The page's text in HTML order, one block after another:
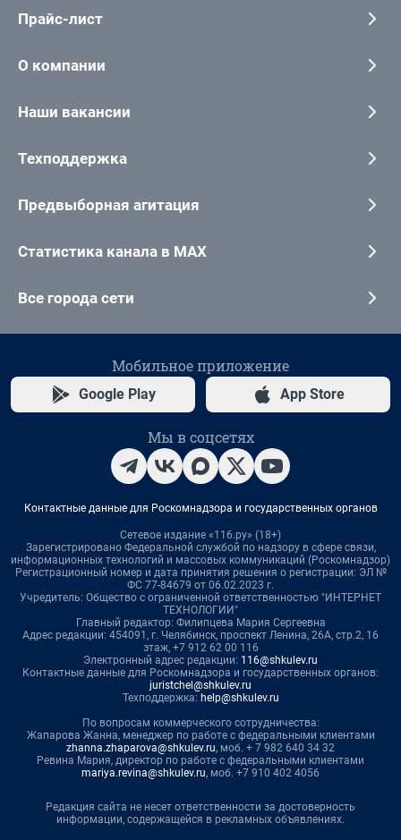
Прайс-лист
О компании
Наши вакансии
Техподдержка
Предвыборная агитация
Статистика канала в MAX
Все города сети
Мобильное приложение
Google Play App Store
Мы в соцсетях
Контактные данные для Роскомнадзора и государственных органов
Сетевое издание «116.ру» (18+)
Зарегистрировано Федеральной службой по надзору в сфере связи,
информационных технологий и массовых коммуникаций (Роскомнадзор)
Регистрационный номер и дата принятия решения о регистрации: ЭЛ №
ФС 77-84679 от 06.02.2023 г.
Учредитель: Общество с ограниченной ответственностью "ИНТЕРНЕТ
ТЕХНОЛОГИИ"
Главный редактор: Филипцева Мария Сергеевна
Адрес редакции: 454091, г. Челябинск, проспект Ленина, 26А, стр.2, 16
этаж, +7 912 62 00 116
Электронный адрес редакции: 116@shkulev.ru
Контактные данные для Роскомнадзора и государственных органов:
juristchel@shkulev.ru
Техподдержка: help@shkulev.ru
По вопросам коммерческого сотрудничества:
Жапарова Жанна, менеджер по работе с федеральными клиентами
zhanna.zhaparova@shkulev.ru, моб. + 7 982 640 34 32
Ревина Мария, директор по работе с федеральными клиентами
mariya.revina@shkulev.ru, моб. +7 910 402 4056
Редакция сайта не несет ответственности за достоверность
информации, содержащейся в рекламных объявлениях.